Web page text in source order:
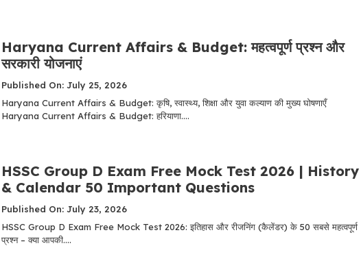
Haryana Current Affairs & Budget: महत्वपूर्ण प्रश्न और
सरकारी योजनाएं
Published On: July 25, 2026
Haryana Current Affairs & Budget: कृषि, स्वास्थ्य, शिक्षा और युवा कल्याण की मुख्य घोषणाएँ
Haryana Current Affairs & Budget: हरियाणा....
HSSC Group D Exam Free Mock Test 2026 | History
& Calendar 50 Important Questions
Published On: July 23, 2026
HSSC Group D Exam Free Mock Test 2026: इतिहास और रीजनिंग (कैलेंडर) के 50 सबसे महत्वपूर्ण
प्रश्न – क्या आपकी....